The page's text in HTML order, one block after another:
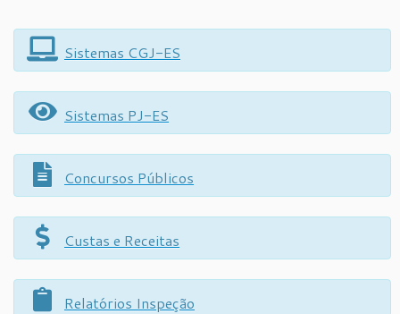
Sistemas CGJ-ES
Sistemas PJ-ES
Concursos Públicos
Custas e Receitas
Relatórios Inspeção